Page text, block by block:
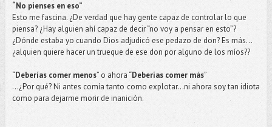
“No pienses en eso”
Esto me fascina. ¿De verdad que hay gente capaz de controlar lo que
piensa? ¿Hay alguien ahí capaz de decir “no voy a pensar en esto”?
¿Dónde estaba yo cuando Dios adjudicó ese pedazo de don? Es más...
¿alquien quiere hacer un trueque de ese don por alguno de los míos??
“Deberías comer menos” o ahora “Deberías comer más”
…¿Por qué? Ni antes comía tanto como explotar...ni ahora soy tan idiota
como para dejarme morir de inanición.